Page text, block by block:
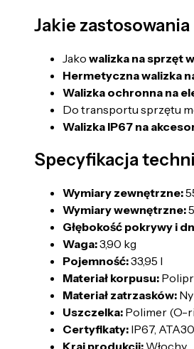
Jakie
Jako walizka na sprzęt
Hermetyczna walizka
Walizka ochronna na
Do transportu sprzętu
Walizka IP67 na
Specyfikacja
Wymiary zewnętrzne:
Wymiary wewnętrzne:
Głębokość pokrywy i
Waga:3,90 kg
Pojemność:33,95 l
Materiał korpusu:
Materiał zatrzasków:
Uszczelka: Polimer (O-
Certyfikaty: IP67,
Kraj produkcji: Włochy